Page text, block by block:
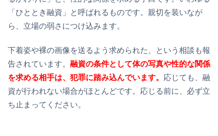
「ひととき融資」と呼ばれるものです。親切を装いなが
ら、立場の弱さにつけ込みます。
下着姿や裸の画像を送るよう求められた、という相談も報
告されています。 融資の条件として体の写真や性的な関係
を求める相手は、犯罪に踏み込んでいます。 応じても、融
資が行われない場合がほとんどです。応じる前に、必ず立
ち止まってください。